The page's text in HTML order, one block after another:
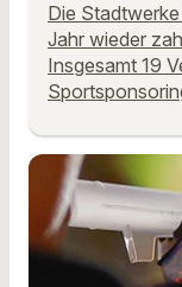
Die
Jahr wieder
Insgesamt 19